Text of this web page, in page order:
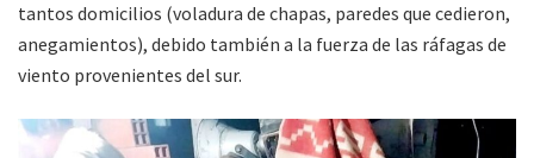
tantos domicilios (voladura de chapas, paredes que cedieron,
anegamientos), debido también a la fuerza de las ráfagas de
viento provenientes del sur.